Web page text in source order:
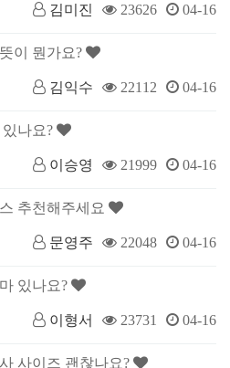
김미진 23626 04-16
이 뭔가요?
김익수 22112 04-16
나요?
이승영 21999 04-16
추천해주세요
문영주 22048 04-16
있나요?
이형서 23731 04-16
사이즈 괜찮나요?